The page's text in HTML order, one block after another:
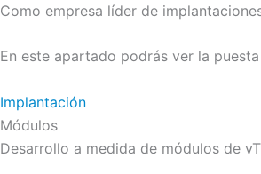
Como empresa líder de
En este apartado podrás ver la
Implantación
Módulos
Desarrollo a medida de módulos de